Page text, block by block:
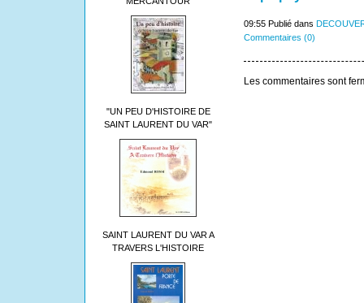
"UN PEU D'HISTOIRE DE
SAINT LAURENT DU VAR"
SAINT LAURENT DU VAR A
TRAVERS L'HISTOIRE
09:55 Publié dans
Commentaires (0)
Les commentaires sont